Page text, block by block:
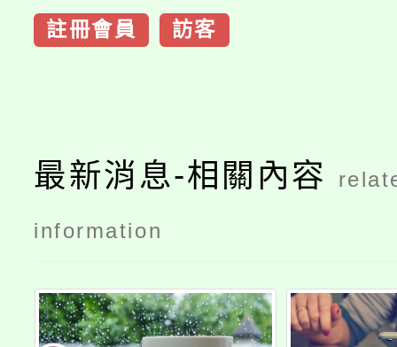
註冊會員 訪客
最新消息-相關內容
information